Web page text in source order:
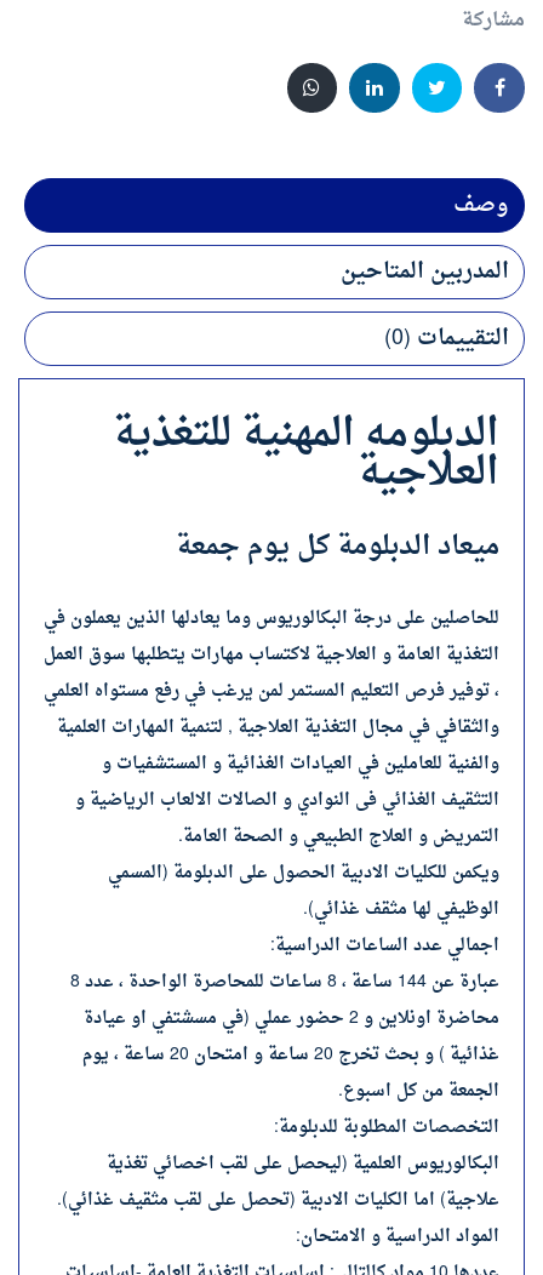
مشاركة
وصف
المدربين المتاحين
التقييمات (0)
الدبلومه المهنية للتغذية
العلاجية
ميعاد الدبلومة كل يوم جمعة
للحاصلين على درجة البكالوريوس وما يعادلها الذين يعملون في
التغذية العامة و العلاجية لاكتساب مهارات يتطلبها سوق العمل
، توفير فرص التعليم المستمر لمن يرغب في رفع مستواه العلمي
والثقافي في مجال التغذية العلاجية , لتنمية المهارات العلمية
والفنية للعاملين في العيادات الغذائية و المستشفيات و
التثقيف الغذائي فى النوادي و الصالات الالعاب الرياضية و
التمريض و العلاج الطبيعي و الصحة العامة.
ويكمن للكليات الادبية الحصول على الدبلومة (المسمي
الوظيفي لها مثقف غذائي).
اجمالي عدد الساعات الدراسية:
عبارة عن 144 ساعة ، 8 ساعات للمحاصرة الواحدة ، عدد 8
محاضرة اونلاين و 2 حضور عملي (في مسشتفي او عيادة
غذائية ) و بحث تخرج 20 ساعة و امتحان 20 ساعة ، يوم
الجمعة من كل اسبوع.
التخصصات المطلوبة للدبلومة:
البكالوريوس العلمية (ليحصل على لقب اخصائي تغذية
علاجية) اما الكليات الادبية (تحصل على لقب مثقيف غذائي).
المواد الدراسية و الامتحان: